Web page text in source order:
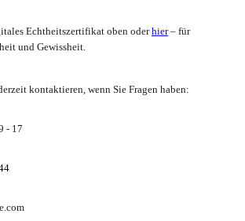
Echtheitszertifikat oben oderhier– für
und Gewissheit.
kontaktieren, wenn Sie Fragen haben:
- 17